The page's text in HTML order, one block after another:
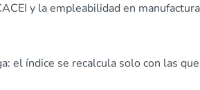
y la empleabilidad en
el índice se recalcula solo con las